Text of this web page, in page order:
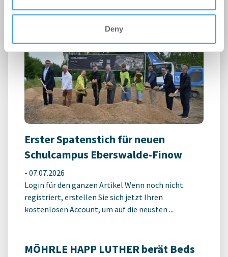
Deny
Erster Spatenstich für neuen
Schulcampus Eberswalde-Finow
- 07.07.2026
Login für den ganzen Artikel Wenn noch nicht
registriert, erstellen Sie sich jetzt Ihren
kostenlosen Account, um auf die neusten ...
MÖHRLE HAPP LUTHER berät Beds